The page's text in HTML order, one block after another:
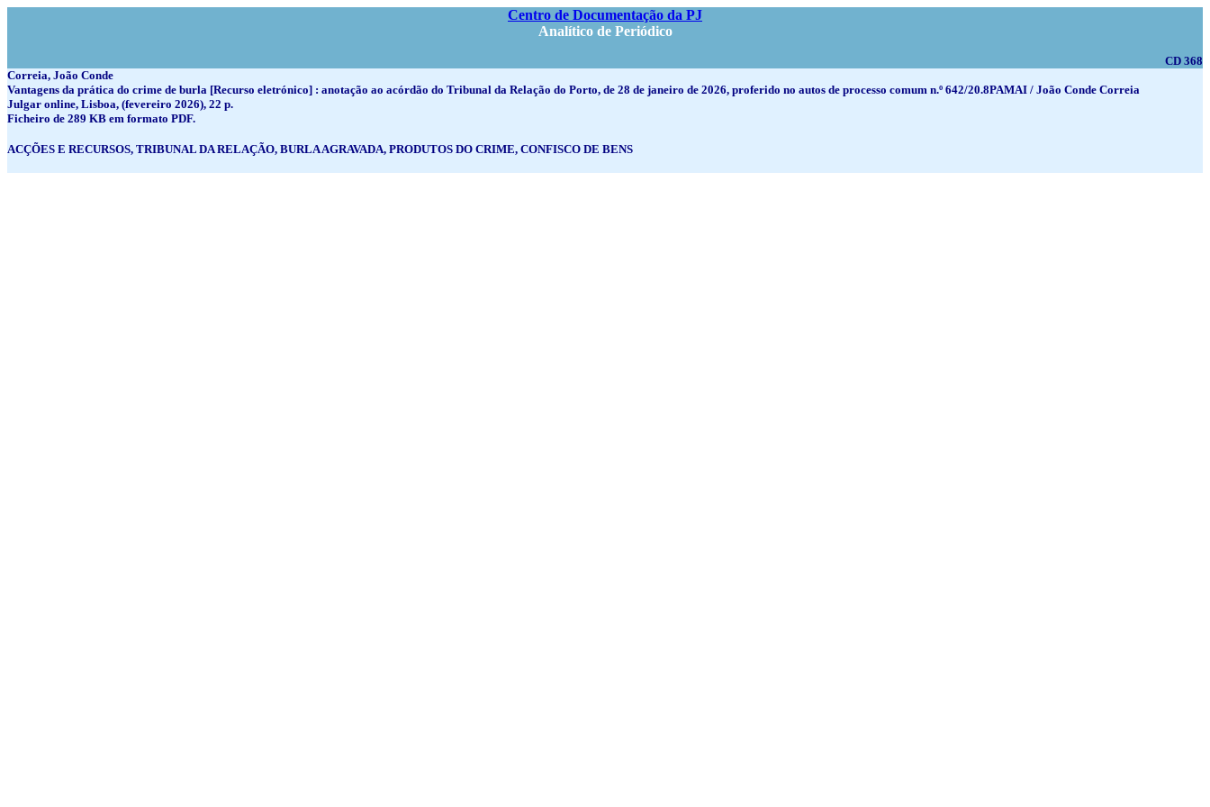
Centro de Documentação da PJ
Analítico de Periódico
CD 368
Correia, João Conde
Vantagens da prática do crime de burla [Recurso eletrónico] : anotação ao acórdão do Tribunal da Relação do Porto, de 28 de janeiro de 2026, proferido no autos de processo comum n.º 642/20.8PAMAI / João Conde Correia
Julgar online, Lisboa, (fevereiro 2026), 22 p.
Ficheiro de 289 KB em formato PDF.
ACÇÕES E RECURSOS, TRIBUNAL DA RELAÇÃO, BURLA AGRAVADA, PRODUTOS DO CRIME, CONFISCO DE BENS